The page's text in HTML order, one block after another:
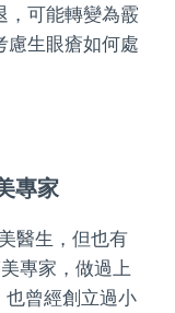
，可能轉變為霰
慮生眼瘡如何處
專家
醫生，但也有
專家，做過上
曾經創立過小